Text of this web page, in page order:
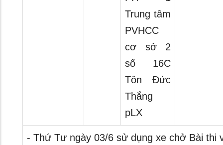
Trung tâm
PVHCC
cơ sở 2
số 16C
Tôn Đức
Thắng
pLX
- Thứ Tư ngày 03/6 sử dụng xe chở Bài thi